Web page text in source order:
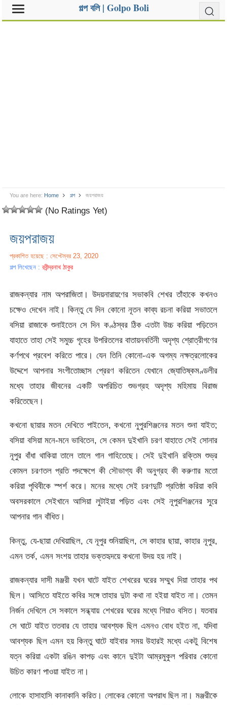
গল্প বলি | Golpo Boli
You are here: Home গল্প জয়পরাজয়
(No Ratings Yet)
জয়পরাজয়
প্রকাশিত হয়েছে : সেপ্টেম্বর 23, 2020
গল্প লিখেছেন :রবীন্দ্রনাথ ঠাকুর
রাজকন্যার নাম অপরাজিতা। উদয়নারায়ণের সভাকবি শেখর তাঁহাকে কখনও
চক্ষেও দেখেন নাই। কিন্তু যে দিন কোনাে নূতন কাব্য রচনা করিয়া সভাতলে
বসিয়া রাজাকে শুনাইতেন সে দিন কণ্ঠস্বর ঠিক এতটা উচ্চ করিয়া পড়িতেন
যাহাতে তাহা সেই সমুচ্চ গৃহের উপরিতলের বাতায়নবর্তিনী অদৃশ্য শ্রোত্রীগণের
কর্ণপথে প্রবেশ করিতে পারে। যেন তিনি কোনাে-এক অগম্য নক্ষত্রলােকের
উদ্দেশে আপনার সংগীতােচ্ছাস প্রেরণ করিতেন যেখানে জ্যোতিষ্কমণ্ডলীর
মধ্যে তাহার জীবনের একটি অপরিচিত শুভগ্রহ অদৃশ্য মহিমায় বিরাজ
করিতেছেন।
কখনাে ছায়ার মতন দেখিতে পাইতেন, কখনাে নুপুরশিঞ্জনের মতন শুনা যাইত;
বসিয়া বসিয়া মনে-মনে ভাবিতেন, সে কেমন দুইখানি চরণ যাহাতে সেই সােনার
নূপুর বাঁধা থাকিয়া তালে তালে গান গাহিতেছে। সেই দুইখানি রক্তিম শুভ্র
কোমল চরণতল প্রতি পদক্ষেপে কী সৌভাগ্য কী অনুগ্রহ কী করুণার মতাে
করিয়া পৃথিবীকে স্পর্শ করে। মনের মধ্যে সেই চরণদুটি প্রতিষ্ঠা করিয়া কবি
অবসরকালে সেইখানে আসিয়া লুটাইয়া পড়িত এবং সেই নূপুরশিঞ্জনের সুরে
আপনার গান বাঁধিত।
কিন্তু, যে-ছায়া দেখিয়াছিল, যে নূপুর শুনিয়াছিল, সে কাহার ছায়া, কাহার নূপুর,
এমন তর্ক, এমন সংশয় তাহার ভক্তহৃদয়ে কখনাে উদয় হয় নাই।
রাজকন্যার দাসী মঞ্জরী যখন ঘাটে যাইত শেখরের ঘরের সম্মুখ দিয়া তাহার পথ
ছিল। আসিতে যাইতে কবির সঙ্গে তাহার দুটা কথা না হইয়া যাইত না। তেমন
নির্জন দেখিলে সে সকালে সন্ধ্যায় শেখরের ঘরের মধ্যে গিয়াও বসিত। যতবার
সে ঘাটে যাইত ততবার যে তাহার আবশ্যক ছিল এমনও বােধ হইত না, যদিবা
আবশ্যক ছিল এমন হয় কিন্তু ঘাটে যাইবার সময় উহারই মধ্যে একটু বিশেষ
যত্ন করিয়া একটা রঙিন কাপড় এবং কানে দুইটা আম্রমুকুল পরিবার কোনাে
উচিত কারণ পাওয়া যাইত না।
লােকে হাসাহাসি কানাকানি করিত। লােকের কোনাে অপরাধ ছিল না। মঞ্জরীকে